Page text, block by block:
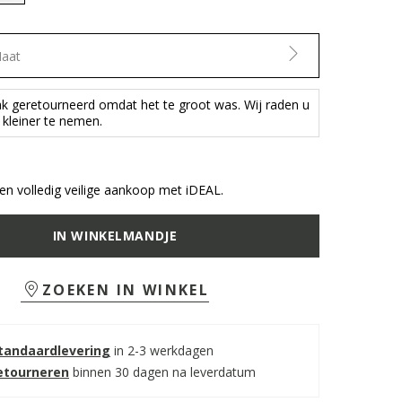
geretourneerd omdat het te groot was. Wij raden u
te nemen.
volledig veilige aankoop met iDEAL.
IN WINKELMANDJE
ZOEKEN IN WINKEL
in 2-3 werkdagen
binnen 30 dagen na leverdatum